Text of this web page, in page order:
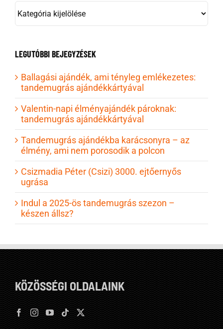
KATEGÓRIÁK
LEGUTÓBBI BEJEGYZÉSEK
Ballagási ajándék, ami tényleg emlékezetes:
tandemugrás ajándékkártyával
Valentin-napi élményajándék pároknak:
tandemugrás ajándékkártyával
Tandemugrás ajándékba karácsonyra – az
élmény, ami nem porosodik a polcon
Csizmadia Péter (Csizi) 3000. ejtőernyős
ugrása
Indul a 2025-ös tandemugrás szezon –
készen állsz?
KÖZÖSSÉGI OLDALAINK